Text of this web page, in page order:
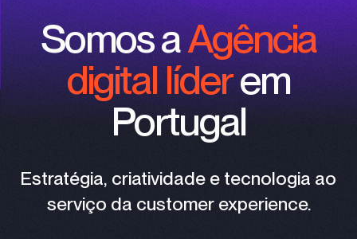
Clientes
Serviços
Vagas
Contactos
Somos aAgência
digital líderem
Portugal
Estratégia, criatividade e tecnologia ao
serviço da customer experience.